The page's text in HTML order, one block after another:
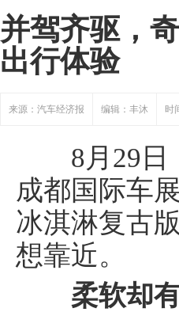
并驾齐驱，
出行体验
来源：汽车经济报 编辑：丰沐 时
8月29日，
成都国际车
冰淇淋复古
想靠近。
柔软却